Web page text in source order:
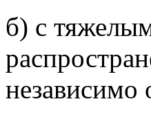
б) с
независимо